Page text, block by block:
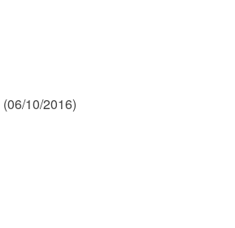
(06/10/2016)